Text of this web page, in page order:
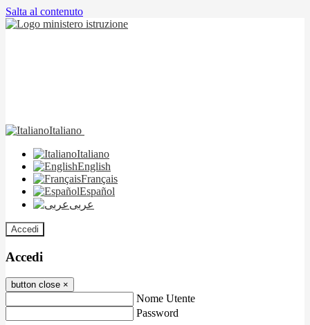
Salta al contenuto
Italiano
Italiano
English
Français
Español
عربى
Accedi
Accedi
button close ×
Nome Utente
Password